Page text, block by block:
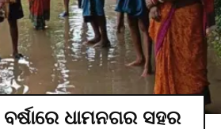
ଧାମନଗର ସହର